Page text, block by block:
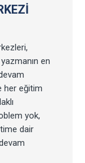
en
her eğitim
yok,
dair